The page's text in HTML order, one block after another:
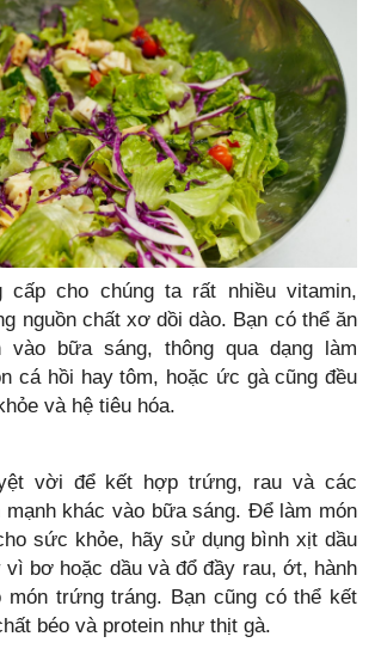
cấp cho chúng ta rất nhiều vitamin,
nguồn chất xơ dồi dào. Bạn có thể ăn
vào bữa sáng, thông qua dạng làm
cá hồi hay tôm, hoặc ức gà cũng đều
và hệ tiêu hóa.
vời để kết hợp trứng, rau và các
mạnh khác vào bữa sáng. Để làm món
sức khỏe, hãy sử dụng bình xịt dầu
vì bơ hoặc dầu và đổ đầy rau, ớt, hành
món trứng tráng. Bạn cũng có thể kết
béo và protein như thịt gà.